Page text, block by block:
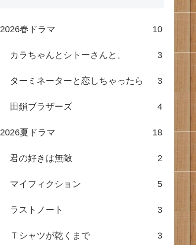
2026春ドラマ 10
カラちゃんとシトーさんと、 3
ターミネーターと恋しちゃったら 3
田鎖ブラザーズ 4
2026夏ドラマ 18
君の好きは無敵 2
マイフィクション 5
ラストノート 3
Ｔシャツが乾くまで 3